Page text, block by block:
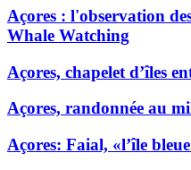
Açores : l'observation
Whale Watching
Açores, chapelet d’îles
Açores, randonnée au
Açores: Faial, «l’île